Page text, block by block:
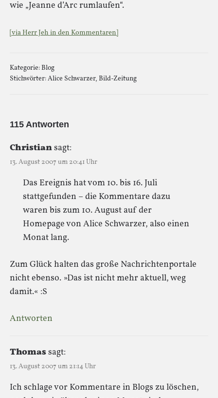
wie „Jeanne d’Arc rumlaufen“.
[via Herr Jeh in den Kommentaren]
Kategorie:Blog
Stichwörter:Alice Schwarzer, Bild-Zeitung
115 Antworten
Christiansagt:
13. August 2007 um 20:41 Uhr
Das Ereignis hat vom 10. bis 16. Juli
stattgefunden – die Kommentare dazu
waren bis zum 10. August auf der
Homepage von Alice Schwarzer, also einen
Monat lang.
Zum Glück halten das große Nachrichtenportale
nicht ebenso. »Das ist nicht mehr aktuell, weg
damit.« :S
Antworten
Thomassagt:
13. August 2007 um 21:14 Uhr
Ich schlage vor Kommentare in Blogs zu löschen,